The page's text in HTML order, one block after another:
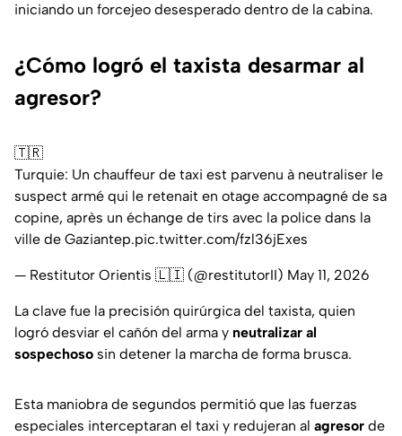
iniciando un forcejeo desesperado dentro de la cabina.
¿Cómo logró el taxista desarmar al
agresor?
🇹🇷
Turquie: Un chauffeur de taxi est parvenu à neutraliser le
suspect armé qui le retenait en otage accompagné de sa
copine, après un échange de tirs avec la police dans la
ville de Gaziantep.pic.twitter.com/fzl36jExes
— Restitutor Orientis 🇱🇮 (@restitutorII) May 11, 2026
La clave fue la precisión quirúrgica del taxista, quien
logró desviar el cañón del arma y neutralizar al
sospechoso sin detener la marcha de forma brusca.
Esta maniobra de segundos permitió que las fuerzas
especiales interceptaran el taxi y redujeran al agresor de